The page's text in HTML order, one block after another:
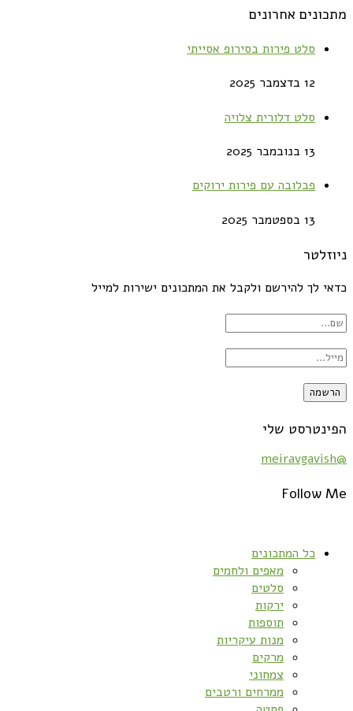
מתכונים אחרונים
סלט פירות בסירופ אסייתי
12 בדצמבר 2025
סלט דלורית צלויה
13 בנובמבר 2025
פבלובה עם פירות ירוקים
13 בספטמבר 2025
ניוזלטר
כדאי לך להירשם ולקבל את המתכונים ישירות למייל
הפינטרסט שלי
@meiravgavish
Follow Me
כל המתכונים
מאפים ולחמים
סלטים
ירקות
תוספות
מנות עיקריות
מרקים
צמחוני
ממרחים ורטבים